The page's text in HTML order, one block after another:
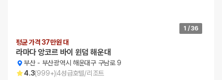
1 /36
평균 가격 37만원 대
라마다 앙코르 바이 윈덤 해운대
부산- 부산광역시 해운대구 구남로 9
4.3(999+)4성급호텔/리조트